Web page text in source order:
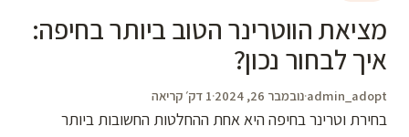
מציאת הווטרינר הטוב ביותר בחיפה:
איך לבחור נכון?
admin_adopt
·נובמבר 26, 2024 ·1 דק׳ קריאה
בחירת וטרינר בחיפה היא אחת ההחלטות החשובות ביותר